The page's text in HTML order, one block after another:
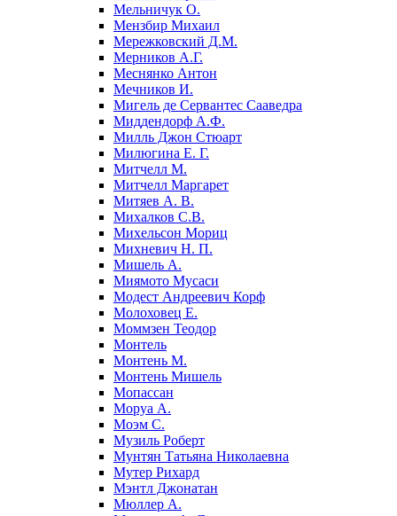
Мельничук О.
Мензбир Михаил
Мережковский Д.М.
Мерников А.Г.
Меснянко Антон
Мечников И.
Мигель де Сервантес Сааведра
Миддендорф А.Ф.
Милль Джон Стюарт
Милюгина Е. Г.
Митчелл М.
Митчелл Маргарет
Митяев А. В.
Михалков С.В.
Михельсон Мориц
Михневич Н. П.
Мишель А.
Миямото Мусаси
Модест Андреевич Корф
Молоховец Е.
Моммзен Теодор
Монтель
Монтень М.
Монтень Мишель
Мопассан
Моруа А.
Моэм С.
Музиль Роберт
Мунтян Татьяна Николаевна
Мутер Рихард
Мэнтл Джонатан
Мюллер А.